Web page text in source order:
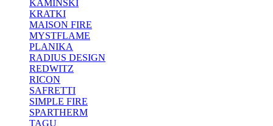
KAMINSKI
KRATKI
MAISON FIRE
MYSTFLAME
PLANIKA
RADIUS DESIGN
REDWITZ
RICON
SAFRETTI
SIMPLE FIRE
SPARTHERM
TAGU